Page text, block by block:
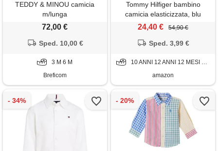
TEDDY & MINOU camicia
m/lunga
72,00 €
Sped. 10,00 €
3 M 6 M
Breficom
Tommy Hilfiger bambino
camicia elasticizzata, blu
(twilight navy), 3 anni
24,40 € 54,90 €
Sped. 3,99 €
10 ANNI 12 ANNI 12 MESI 14 ANNI 16 ANNI 18 MESI 24 MESI 3 ANNI 5 ANNI 6 ANNI 7 ANNI 8 ANNI 9 MESI
amazon